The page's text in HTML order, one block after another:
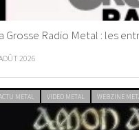
Grosse Radio Metal : les
2026
METAL VIDEO METAL WEBZINE